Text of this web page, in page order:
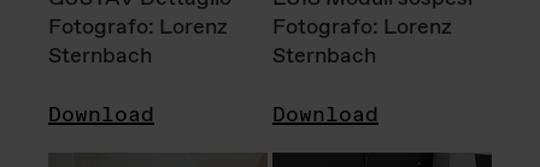
Fotografo: Lorenz
Sternbach
Download
Fotografo: Lorenz
Sternbach
Download